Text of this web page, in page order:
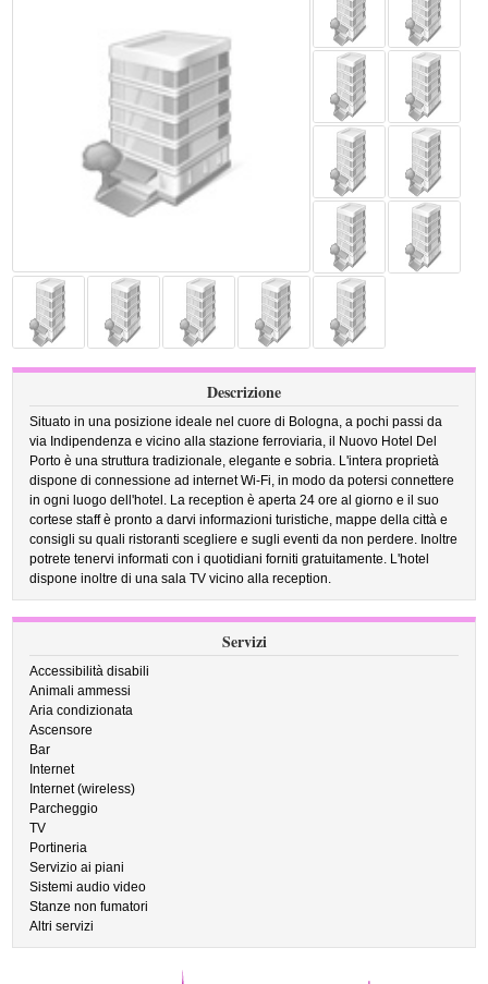
Descrizione
Situato in una posizione ideale nel cuore di Bologna, a pochi passi da
via Indipendenza e vicino alla stazione ferroviaria, il Nuovo Hotel Del
Porto è una struttura tradizionale, elegante e sobria. L'intera proprietà
dispone di connessione ad internet Wi-Fi, in modo da potersi connettere
in ogni luogo dell'hotel. La reception è aperta 24 ore al giorno e il suo
cortese staff è pronto a darvi informazioni turistiche, mappe della città e
consigli su quali ristoranti scegliere e sugli eventi da non perdere. Inoltre
potrete tenervi informati con i quotidiani forniti gratuitamente. L'hotel
dispone inoltre di una sala TV vicino alla reception.
Servizi
Accessibilità disabili
Animali ammessi
Aria condizionata
Ascensore
Bar
Internet
Internet (wireless)
Parcheggio
TV
Portineria
Servizio ai piani
Sistemi audio video
Stanze non fumatori
Altri servizi